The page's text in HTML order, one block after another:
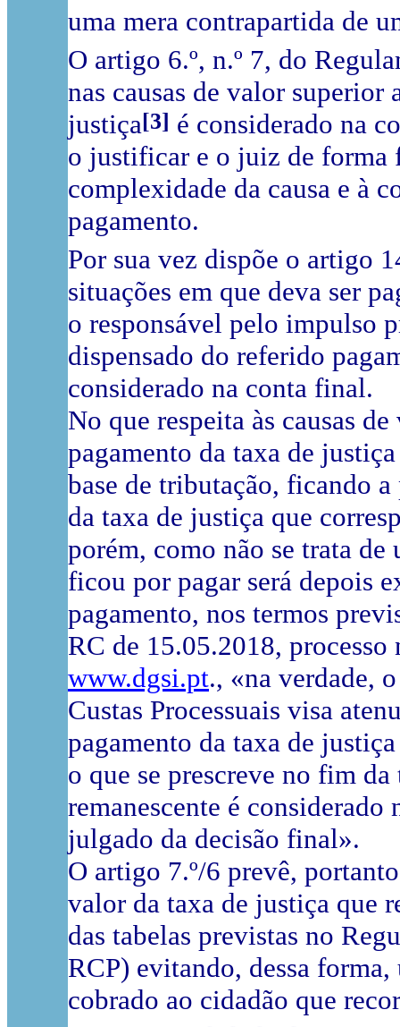
uma mera contrapartida de
O artigo 6.º, n.º 7, do
nas causas de valor superior
justiça[3] é considerado na
o justificar e o juiz de forma
complexidade da causa e à
pagamento.
Por sua vez dispõe o artigo
situações em que deva ser
o responsável pelo impulso
dispensado do referido
considerado na conta final.
No que respeita às causas
pagamento da taxa de
base de tributação, ficando
da taxa de justiça que
porém, como não se trata de
ficou por pagar será depois
pagamento, nos termos
RC de 15.05.2018,
www.dgsi.pt., «na verdade,
Custas Processuais visa
pagamento da taxa de
o que se prescreve no fim
remanescente é
julgado da decisão final».
O artigo 7.º/6 prevê,
valor da taxa de justiça que
das tabelas previstas no
RCP) evitando, dessa
cobrado ao cidadão que